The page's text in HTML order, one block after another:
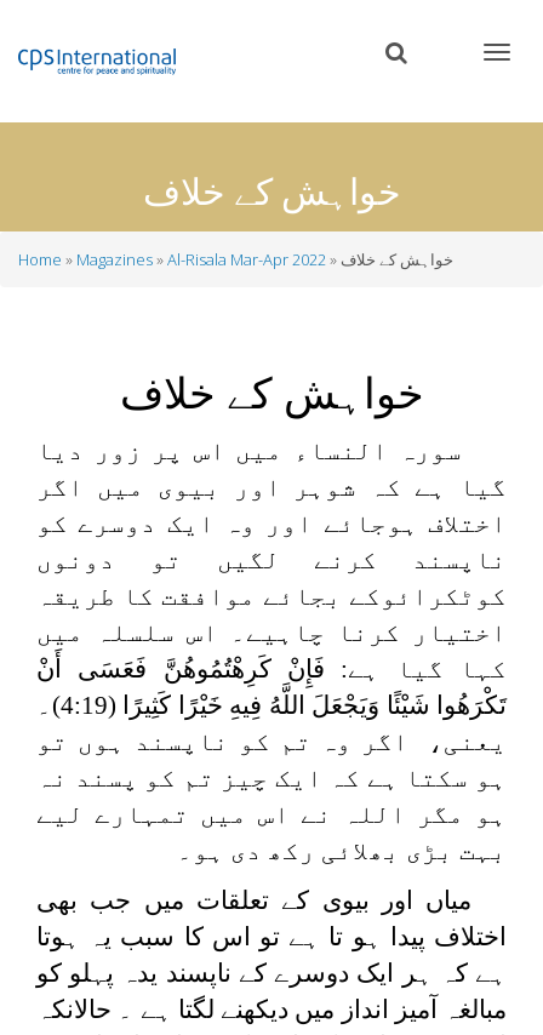
content
خواہش کے خلاف
Home Magazines Al-Risala Mar-Apr 2022 خواہش کے خلاف
خواہش کے خلاف
سورہ النساء میں اس پر زور دیا
گیا ہے کہ شوہر اور بیوی میں اگر
اختلاف ہوجائے اور وہ ایک دوسرے کو
ناپسند کرنے لگیں تو دونوں
کوٹکرائوکے بجائے موافقت کا طریقہ
اختیار کرنا چاہیے۔ اس سلسلہ میں
کہا گیا ہے: فَإِنْ كَرِهْتُمُوهُنَّ فَعَسَى أَنْ
تَكْرَهُوا شَيْئًا وَيَجْعَلَ اللَّهُ فِيهِ خَيْرًا كَثِيرًا
(4:19)۔
یعنی، اگر وہ تم کو ناپسند ہوں تو
ہو سکتا ہے کہ ایک چیز تم کو پسند نہ
ہو مگر اللہ نے اس میں تمہارے لیے
بہت بڑی بھلائی رکھ دی ہو۔
میاں اور بیوی کے تعلقات میں جب بھی
اختلاف پیدا ہو تا ہے تو اس کا سبب یہ ہوتا
ہے کہ ہر ایک دوسرے کے ناپسند یدہ پہلو کو
مبالغہ آمیز انداز میں دیکھنے لگتا ہے ۔ حالانکہ